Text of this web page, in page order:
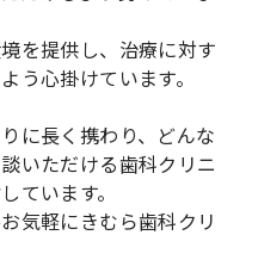
を提供し、治療に対す
う心掛けています。
に長く携わり、どんな
いただける歯科クリニ
ています。
気軽にきむら歯科クリ